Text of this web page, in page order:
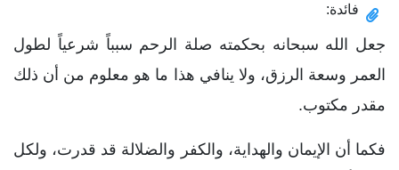
فائدة:
جعل الله سبحانه بحكمته صلة الرحم سبباً شرعياً لطول
العمر وسعة الرزق، ولا ينافي هذا ما هو معلوم من أن ذلك
مقدر مكتوب.
فكما أن الإيمان والهداية، والكفر والضلالة قد قدرت، ولكل